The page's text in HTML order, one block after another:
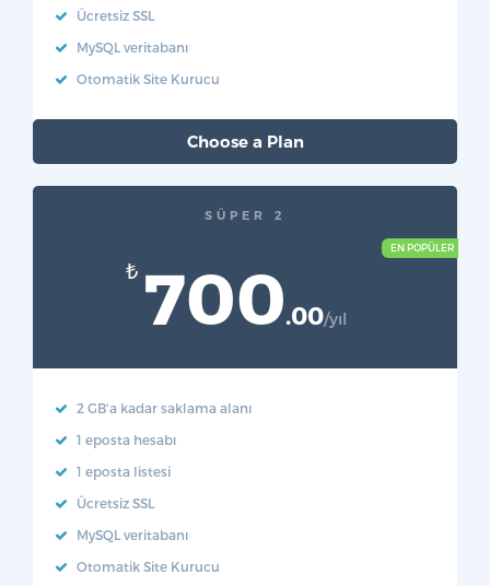
Ücretsiz SSL
MySQL veritabanı
Otomatik Site Kurucu
Choose a Plan
SÜPER 2
₺ 700.00/yıl
2 GB'a kadar saklama alanı
1 eposta hesabı
1 eposta listesi
Ücretsiz SSL
MySQL veritabanı
Otomatik Site Kurucu